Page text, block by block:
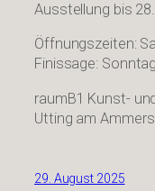
Ausstellung bis
Öffnungszeiten:
Finissage:
raumB1 Kunst-
Utting am
29. August 2025